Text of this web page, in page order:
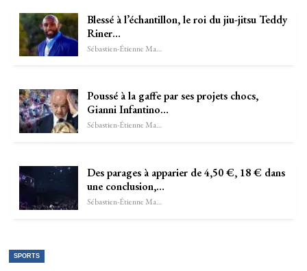
Blessé à l’échantillon, le roi du jiu-jitsu Teddy
Riner…
Sébastien-Étienne Marechal
Poussé à la gaffe par ses projets chocs,
Gianni Infantino…
Sébastien-Étienne Marechal
Des parages à apparier de 4,50 €, 18 € dans
une conclusion,…
Sébastien-Étienne Marechal
SPORTS